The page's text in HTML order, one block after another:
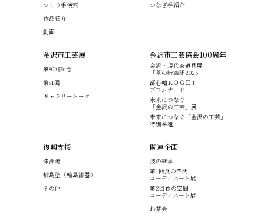
つくり手検索
作品紹介
動画
つなぎ手紹介
金沢市工芸展
第80回記念
第81回
ギャラリートーク
金沢市工芸協会100周年
金沢・現代茶道具展
「茶の時空間2025」
都心軸ＫＯＧＥＩ
プロムナード
未来につなぐ
「金沢の工芸」展
未来につなぐ「金沢の工芸」
特別番組
復興支援
珠洲焼
輪島塗（輪島漆器）
その他
関連企画
技の継承
第1回食の空間
コーディネート展
第2回食の空間
コーディネート展
お茶会